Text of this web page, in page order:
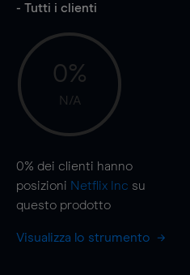
- Tutti i clienti
0%
N/A
0% dei clienti hanno
posizioni Netflix Inc su
questo prodotto
Visualizza lo strumento